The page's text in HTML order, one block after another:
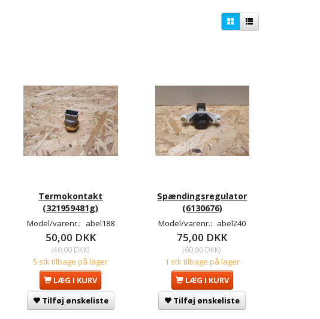
Termokontakt
(321959481g)
Model/varenr.: abel188
50,00 DKK
(40,00 DKK)
5 stk tilbage på lager
LÆG I KURV
Tilføj ønskeliste
Spændingsregulator
(6130676)
Model/varenr.: abel240
75,00 DKK
(60,00 DKK)
1 stk tilbage på lager
LÆG I KURV
Tilføj ønskeliste